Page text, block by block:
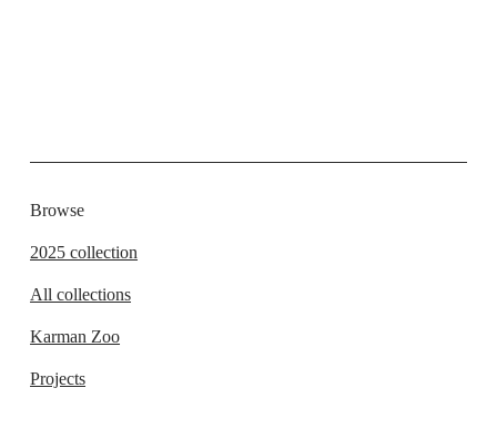
Browse
2025 collection
All collections
Karman Zoo
Projects